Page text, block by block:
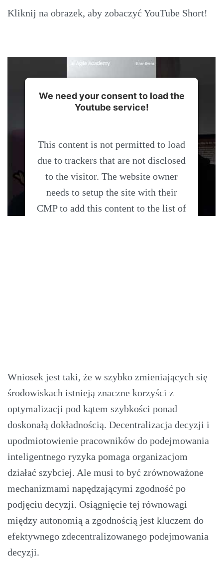
Kliknij na obrazek, aby zobaczyć YouTube Short!
We need your consent to load the
Youtube service!
This content is not permitted to load
due to trackers that are not disclosed
to the visitor. The website owner
needs to setup the site with their
CMP to add this content to the list of
Wniosek jest taki, że w szybko zmieniających się
środowiskach istnieją znaczne korzyści z
optymalizacji pod kątem szybkości ponad
doskonałą dokładnością. Decentralizacja decyzji i
upodmiotowienie pracowników do podejmowania
inteligentnego ryzyka pomaga organizacjom
działać szybciej. Ale musi to być zrównoważone
mechanizmami napędzającymi zgodność po
podjęciu decyzji. Osiągnięcie tej równowagi
między autonomią a zgodnością jest kluczem do
efektywnego zdecentralizowanego podejmowania
decyzji.